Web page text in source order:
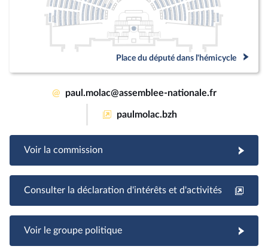
Place du député dans l'hémicycle
@ paul.molac@assemblee-nationale.fr
paulmolac.bzh
Voir la commission
Consulter la déclaration d'intérêts et d'activités
Voir le groupe politique